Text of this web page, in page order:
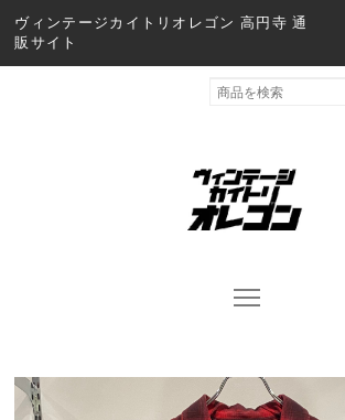
ヴィンテージカイトリオレゴン 高円寺 通
販サイト